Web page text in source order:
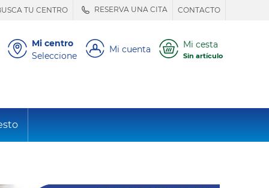
TU CENTRO RESERVA UNA CITA CONTACTO
Mi centro
Seleccione
Mi cuenta Mi cesta
Sin artículo